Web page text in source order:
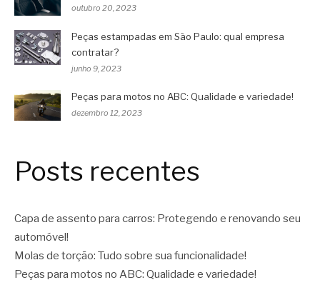
outubro 20, 2023
Peças estampadas em São Paulo: qual empresa
contratar?
junho 9, 2023
Peças para motos no ABC: Qualidade e variedade!
dezembro 12, 2023
Posts recentes
Capa de assento para carros: Protegendo e renovando seu
automóvel!
Molas de torção: Tudo sobre sua funcionalidade!
Peças para motos no ABC: Qualidade e variedade!